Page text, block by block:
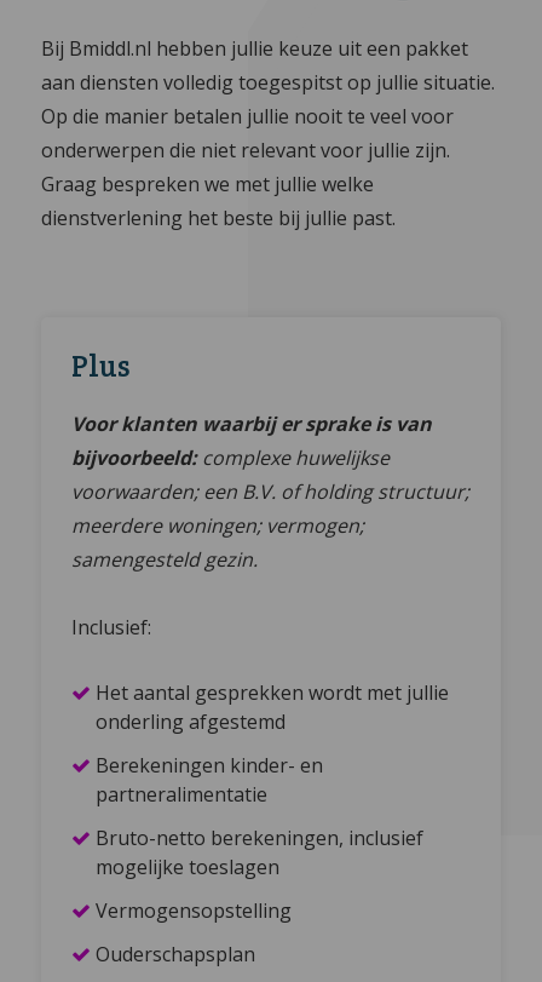
Bij Bmiddl.nl hebben jullie keuze uit een pakket
aan diensten volledig toegespitst op jullie situatie.
Op die manier betalen jullie nooit te veel voor
onderwerpen die niet relevant voor jullie zijn.
Graag bespreken we met jullie welke
dienstverlening het beste bij jullie past.
Plus
Voor klanten waarbij er sprake is van
bijvoorbeeld: complexe huwelijkse
voorwaarden; een B.V. of holding structuur;
meerdere woningen; vermogen;
samengesteld gezin.
Inclusief:
Het aantal gesprekken wordt met jullie
onderling afgestemd
Berekeningen kinder- en
partneralimentatie
Bruto-netto berekeningen, inclusief
mogelijke toeslagen
Vermogensopstelling
Ouderschapsplan